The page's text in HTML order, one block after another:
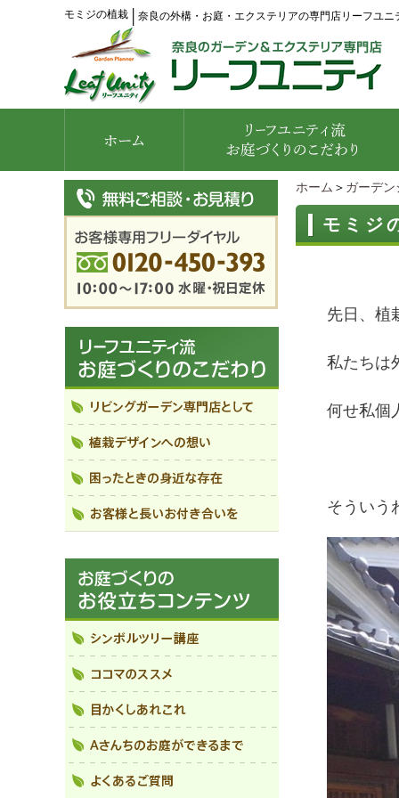
モミジの植栽 奈良の外構・お庭・エクステリアの専門店リーフユニ
ホーム ＞ ガーデ
モミジ
先日、植
私たちは
何せ私個
そういう